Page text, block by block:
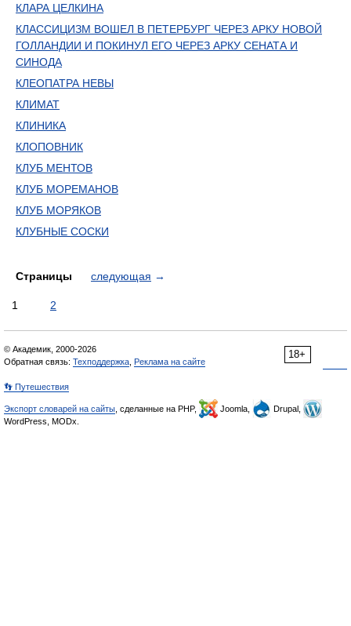
КЛАРА ЦЕЛКИНА
КЛАССИЦИЗМ ВОШЕЛ В ПЕТЕРБУРГ ЧЕРЕЗ АРКУ НОВОЙ
ГОЛЛАНДИИ И ПОКИНУЛ ЕГО ЧЕРЕЗ АРКУ СЕНАТА И
СИНОДА
КЛЕОПАТРА НЕВЫ
КЛИМАТ
КЛИНИКА
КЛОПОВНИК
КЛУБ МЕНТОВ
КЛУБ МОРЕМАНОВ
КЛУБ МОРЯКОВ
КЛУБНЫЕ СОСКИ
Страницы следующая →
1 2
18+
© Академик, 2000-2026
Обратная связь: Техподдержка Реклама на сайте
👣 Путешествия
Экспорт словарей на сайты , сделанные на PHP, Joomla,
Drupal,
WordPress, MODx.